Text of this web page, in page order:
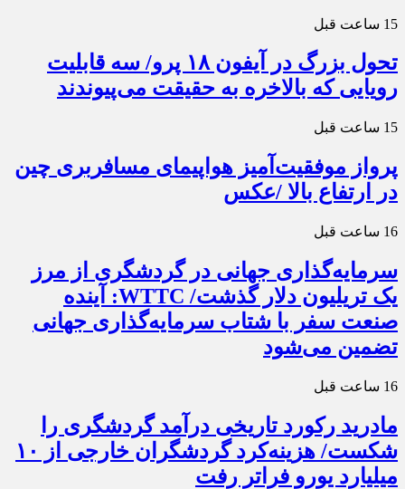
15 ساعت قبل
تحول بزرگ در آیفون ۱۸ پرو/ سه قابلیت
رویایی که بالاخره به حقیقت می‌پیوندند
15 ساعت قبل
پرواز موفقیت‌آمیز هواپیمای مسافربری چین
در ارتفاع بالا /عکس
16 ساعت قبل
سرمایه‌گذاری جهانی در گردشگری از مرز
یک تریلیون دلار گذشت/ WTTC: آینده
صنعت سفر با شتاب سرمایه‌گذاری جهانی
تضمین می‌شود
16 ساعت قبل
مادرید رکورد تاریخی درآمد گردشگری را
شکست/ هزینه‌کرد گردشگران خارجی از ۱۰
میلیارد یورو فراتر رفت